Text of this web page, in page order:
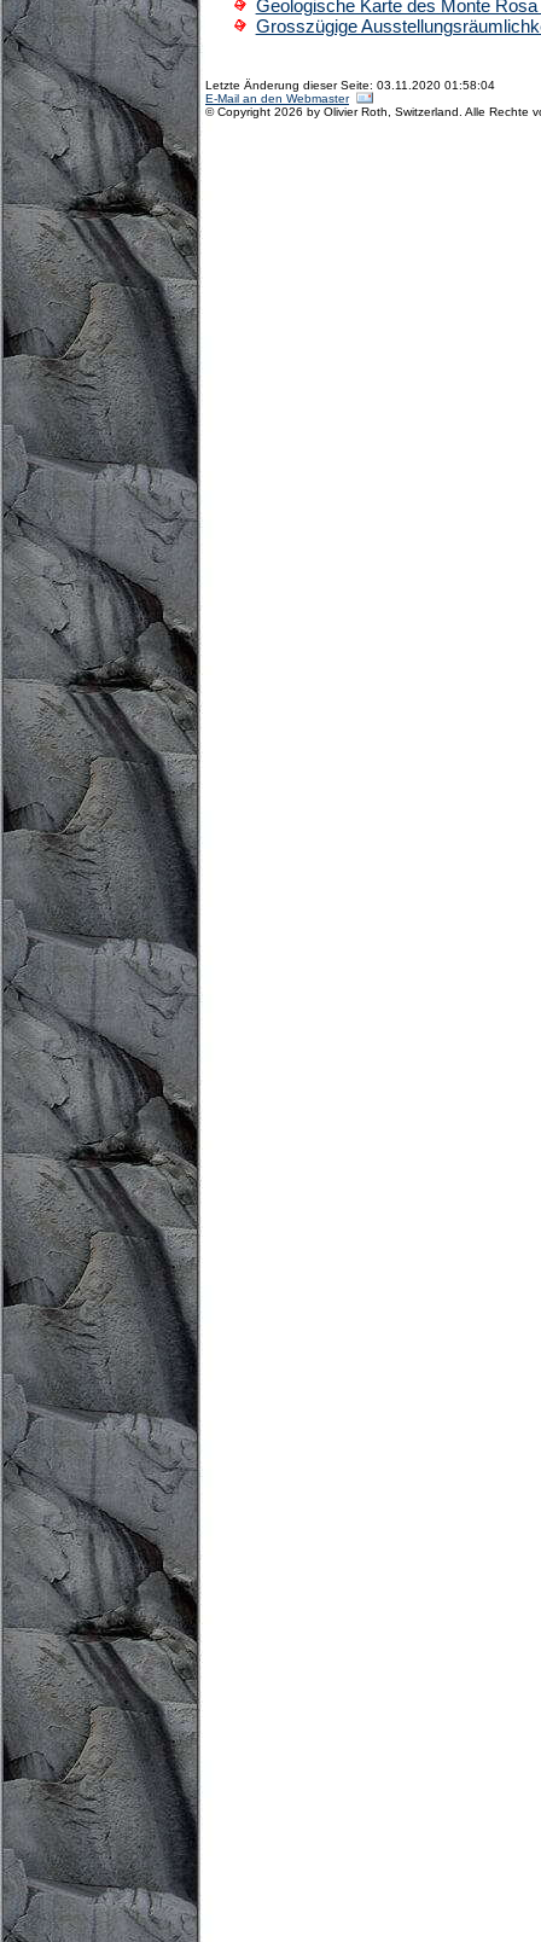
Geologische Karte des Monte
Grosszügige
Letzte Änderung dieser Seite: 03.11.2020 01:58:04
E-Mail an den Webmaster
© Copyright 2026 by Olivier Roth, Switzerland. Alle Rechte